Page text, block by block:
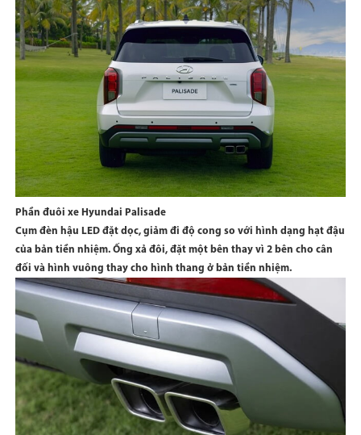
Phần đuôi xe Hyundai Palisade
Cụm đèn hậu LED đặt dọc, giảm đi độ cong so với hình dạng hạt đậu
của bản tiền nhiệm. Ống xả đôi, đặt một bên thay vì 2 bên cho cân
đối và hình vuông thay cho hình thang ở bản tiền nhiệm.